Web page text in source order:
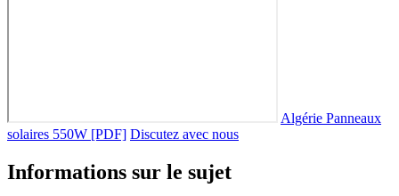
Algérie Panneaux
solaires 550W [PDF] Discutez avec nous
Informations sur le sujet